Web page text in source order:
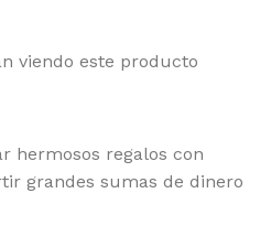
viendo este producto
hermosos regalos con
grandes sumas de dinero